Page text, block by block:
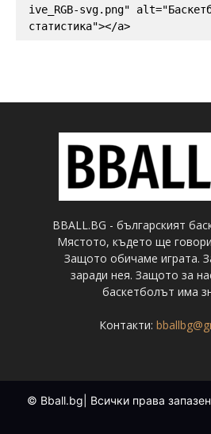
ive_RGB-svg.png"
статистика"></a>
BBALL.BG - българският
Мястото, където ще
Защото обичаме играта.
заради нея. Защото за
баскетболът има
Контакти:
© Bball.bg| Всички права